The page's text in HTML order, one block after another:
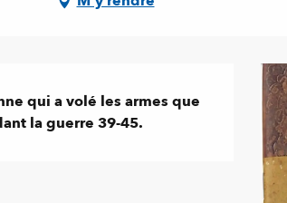
qui a volé les armes que
la guerre 39-45.